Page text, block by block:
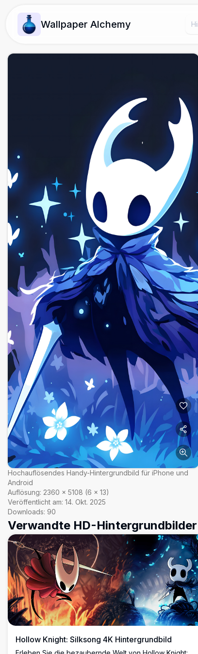
Wallpaper Alchemy
Hochauflösendes Handy-Hintergrundbild für iPhone und
Android
Auflösung: 2360 × 5108 (6 × 13)
Veröffentlicht am: 14. Okt. 2025
Downloads: 90
Verwandte HD-Hintergrundbilder
Hollow Knight: Silksong 4K Hintergrundbild